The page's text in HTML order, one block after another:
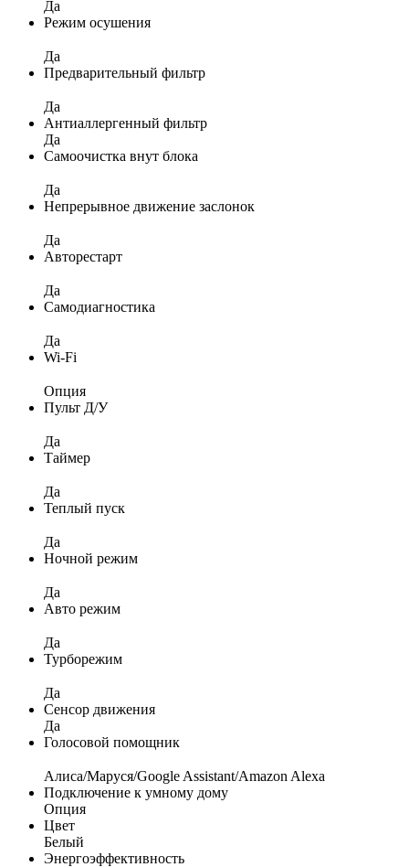
Да
Режим осушения
Да
Предварительный фильтр
Да
Антиаллергенный фильтр
Да
Самоочистка внут блока
Да
Непрерывное движение заслонок
Да
Авторестарт
Да
Самодиагностика
Да
Wi-Fi
Опция
Пульт Д/У
Да
Таймер
Да
Теплый пуск
Да
Ночной режим
Да
Авто режим
Да
Турборежим
Да
Сенсор движения
Да
Голосовой помощник
Алиса/Маруся/Google Assistant/Amazon Alexa
Подключение к умному дому
Опция
Цвет
Белый
Энергоэффективность